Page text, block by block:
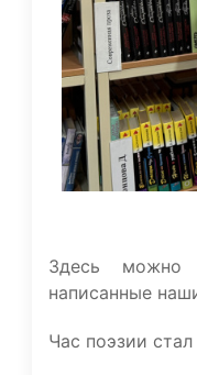
Здесь можно
написанные
Час поэзии